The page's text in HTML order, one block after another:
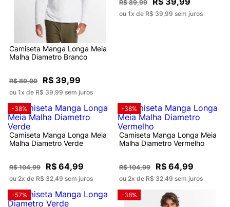
Camiseta Manga Longa Meia
Malha Diametro Branco
R$ 89,99 R$ 39,99
ou 1x de R$ 39,99 sem juros
R$ 89,99
ou 1x de R$ 39,99 sem juros
-38%
Camiseta Manga Longa Meia
Malha Diametro Verde
R$ 104,99 R$ 64,99
ou 2x de R$ 32,49 sem juros
-38%
Camiseta Manga Longa Meia
Malha Diametro Vermelho
R$ 104,99 R$ 64,99
ou 2x de R$ 32,49 sem juros
-57% -38%